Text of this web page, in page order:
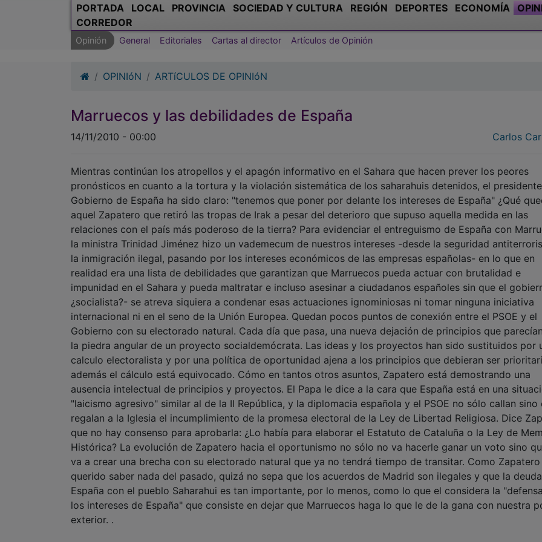
PORTADA LOCAL PROVINCIA SOCIEDAD Y CULTURA REGIÓN DEPORTES ECONOMÍA
CORREDOR
Opinión General Editoriales Cartas al director Artículos de Opinión
OPINIóN ARTíCULOS DE OPINIóN
Marruecos y las debilidades de España
14/11/2010 - 00:00 Carlos
Mientras continúan los atropellos y el apagón informativo en el Sahara que hacen prever los peores
pronósticos en cuanto a la tortura y la violación sistemática de los saharahuis detenidos, el
Gobierno de España ha sido claro: "tenemos que poner por delante los intereses de España" ¿Qué
aquel Zapatero que retiró las tropas de Irak a pesar del deterioro que supuso aquella medida en las
relaciones con el país más poderoso de la tierra? Para evidenciar el entreguismo de España con
la ministra Trinidad Jiménez hizo un vademecum de nuestros intereses -desde la seguridad
la inmigración ilegal, pasando por los intereses económicos de las empresas españolas- en lo que en
realidad era una lista de debilidades que garantizan que Marruecos pueda actuar con brutalidad e
impunidad en el Sahara y pueda maltratar e incluso asesinar a ciudadanos españoles sin que el
¿socialista?- se atreva siquiera a condenar esas actuaciones ignominiosas ni tomar ninguna iniciativa
internacional ni en el seno de la Unión Europea. Quedan pocos puntos de conexión entre el PSOE y el
Gobierno con su electorado natural. Cada día que pasa, una nueva dejación de principios que
la piedra angular de un proyecto socialdemócrata. Las ideas y los proyectos han sido sustituidos por
calculo electoralista y por una política de oportunidad ajena a los principios que debieran ser
además el cálculo está equivocado. Cómo en tantos otros asuntos, Zapatero está demostrando una
ausencia intelectual de principios y proyectos. El Papa le dice a la cara que España está en una
"laicismo agresivo" similar al de la II República, y la diplomacia española y el PSOE no sólo callan sino
regalan a la Iglesia el incumplimiento de la promesa electoral de la Ley de Libertad Religiosa. Dice
que no hay consenso para aprobarla: ¿Lo había para elaborar el Estatuto de Cataluña o la Ley de
Histórica? La evolución de Zapatero hacia el oportunismo no sólo no va hacerle ganar un voto sino
va a crear una brecha con su electorado natural que ya no tendrá tiempo de transitar. Como
querido saber nada del pasado, quizá no sepa que los acuerdos de Madrid son ilegales y que la
España con el pueblo Saharahui es tan importante, por lo menos, como lo que el considera la
los intereses de España" que consiste en dejar que Marruecos haga lo que le de la gana con nuestra
exterior. .